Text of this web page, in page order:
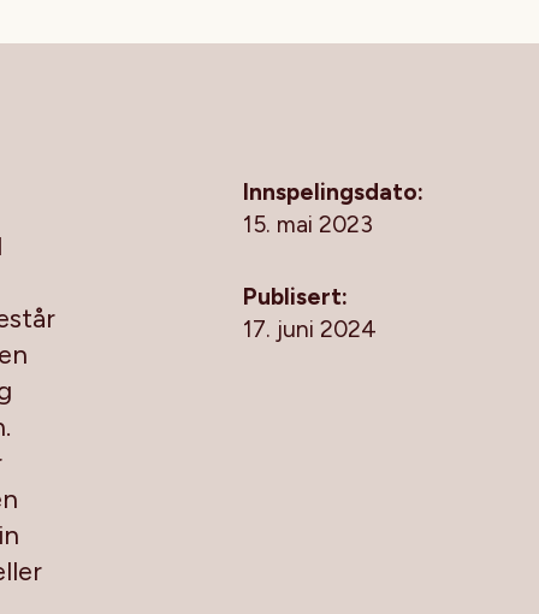
Innspelingsdato:
15. mai 2023
Publisert:
17. juni 2024